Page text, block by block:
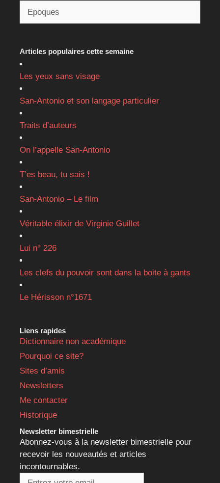
Articles populaires cette semaine
Les yeux sans visage
San-Antonio et son langage particulier
Traits d’auteurs
On l’appelle San-Antonio
T’es beau, tu sais !
San-Antonio – Le film
Véritable élixir de Virginie Guillet
Lui n° 226
Les clefs du pouvoir sont dans la boite à gants
Le Hérisson n°1671
Liens rapides
Dictionnaire non académique
Pourquoi ce site?
Sites d’amis
Newsletters
Me contacter
Historique
Newsletter bimestrielle
Abonnez-vous à la newsletter bimestrielle pour
recevoir les nouveautés et articles
incontournables.